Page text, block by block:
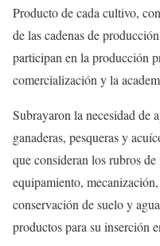
Producto de cada cultivo,
de las cadenas de
participan en la producción
comercialización y la
Subrayaron la necesidad de
ganaderas, pesqueras y
que consideran los rubros
equipamiento,
conservación de suelo y
productos para su inserción